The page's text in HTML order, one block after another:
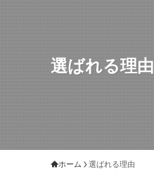
選ばれる理由
ホーム 選ばれる理由